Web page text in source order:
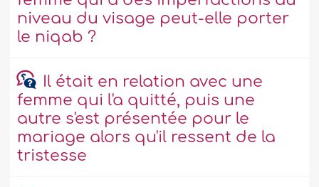
niveau du visage peut-elle porter
le niqab ?
Il était en relation avec une
femme qui l'a quitté, puis une
autre s'est présentée pour le
mariage alors qu'il ressent de la
tristesse